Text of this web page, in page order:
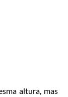
altura, mas